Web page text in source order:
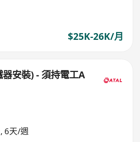
$25K-26K/月
安裝) - 須持電工A
6天/週